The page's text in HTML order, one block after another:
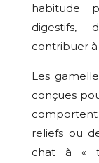
habitude
digestifs,
contribuer à
Les
conçues
comportent
reliefs ou
chat à «